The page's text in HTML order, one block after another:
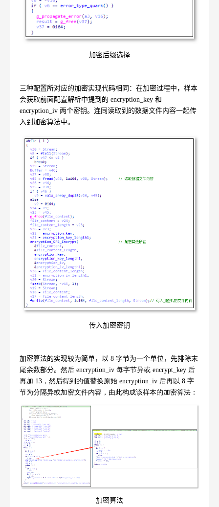
加密后缀选择
三种配置所对应的加密实现代码相同：在加密过程中，样本
会获取前面配置解析中提到的 encryption_key 和
encryption_iv 两个密钥。连同读取到的数据文件内容一起传
入到加密算法中。
传入加密密钥
加密算法的实现较为简单，以 8 字节为一个单位，先排除末
尾余数部分。 然后 encryption_iv 每字节异或 encrypt_key 后
再加 13 ，然后得到的值替换原始 encryption_iv 后再以 8 字
节为分隔异或加密文件内容，由此构成该样本的加密算法：
加密算法